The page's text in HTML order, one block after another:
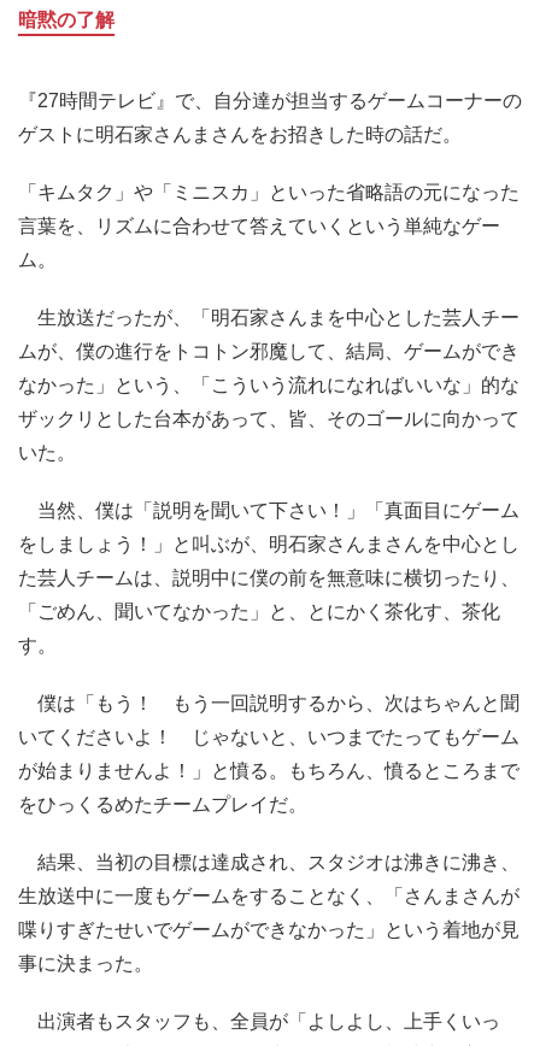
暗黙の了解
『27時間テレビ』で、自分達が担当するゲームコーナーの
ゲストに明石家さんまさんをお招きした時の話だ。
「キムタク」や「ミニスカ」といった省略語の元になった
言葉を、リズムに合わせて答えていくという単純なゲー
ム。
生放送だったが、「明石家さんまを中心とした芸人チー
ムが、僕の進行をトコトン邪魔して、結局、ゲームができ
なかった」という、「こういう流れになればいいな」的な
ザックリとした台本があって、皆、そのゴールに向かって
いた。
当然、僕は「説明を聞いて下さい！」「真面目にゲーム
をしましょう！」と叫ぶが、明石家さんまさんを中心とし
た芸人チームは、説明中に僕の前を無意味に横切ったり、
「ごめん、聞いてなかった」と、とにかく茶化す、茶化
す。
僕は「もう！ もう一回説明するから、次はちゃんと聞
いてくださいよ！ じゃないと、いつまでたってもゲーム
が始まりませんよ！」と憤る。もちろん、憤るところまで
をひっくるめたチームプレイだ。
結果、当初の目標は達成され、スタジオは沸きに沸き、
生放送中に一度もゲームをすることなく、「さんまさんが
喋りすぎたせいでゲームができなかった」という着地が見
事に決まった。
出演者もスタッフも、全員が「よしよし、上手くいっ